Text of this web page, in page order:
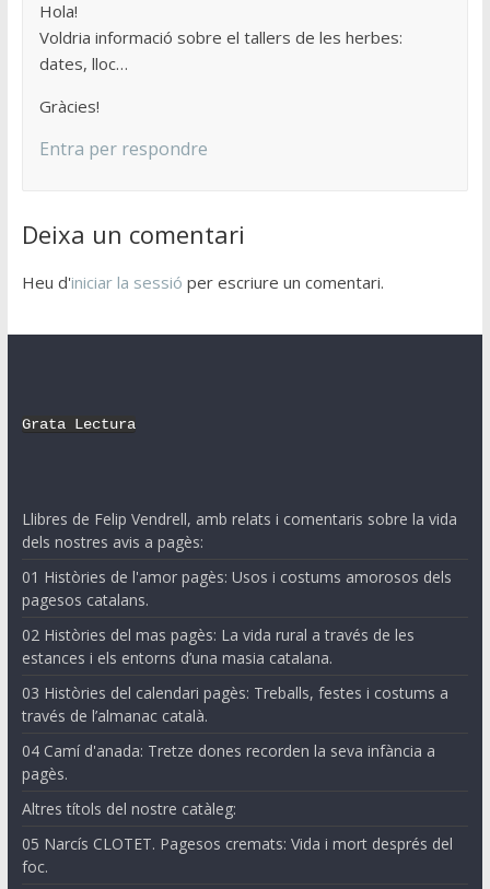
Hola!
Voldria informació sobre el tallers de les herbes:
dates, lloc…
Gràcies!
Entra per respondre
Deixa un comentari
Heu d'iniciar la sessió per escriure un comentari.
Grata Lectura
Llibres de Felip Vendrell, amb relats i comentaris sobre la vida
dels nostres avis a pagès:
01 Històries de l'amor pagès: Usos i costums amorosos dels
pagesos catalans.
02 Històries del mas pagès: La vida rural a través de les
estances i els entorns d’una masia catalana.
03 Històries del calendari pagès: Treballs, festes i costums a
través de l’almanac català.
04 Camí d'anada: Tretze dones recorden la seva infància a
pagès.
Altres títols del nostre catàleg:
05 Narcís CLOTET. Pagesos cremats: Vida i mort després del
foc.